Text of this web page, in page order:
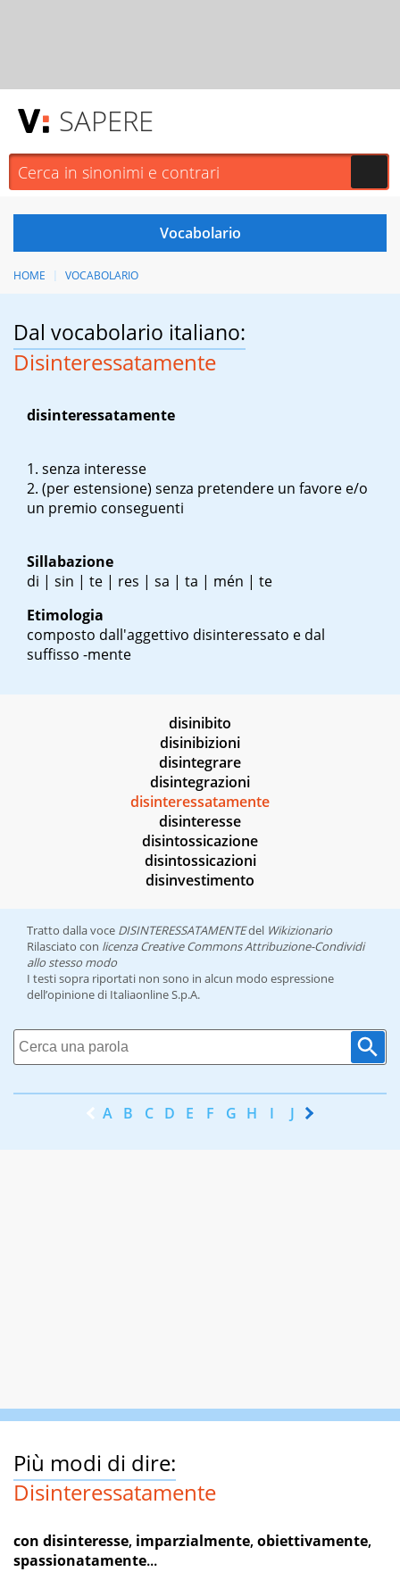
SAPERE
HOME VOCABOLARIO
Dal vocabolario italiano:
Disinteressatamente
disinteressatamente
senza interesse
(per estensione) senza pretendere un favore e/o
un premio conseguenti
Sillabazione
di | sin | te | res | sa | ta | mén | te
Etimologia
composto dall'aggettivo disinteressato e dal
suffisso -mente
disinibito
disinibizioni
disintegrare
disintegrazioni
disinteressatamente
disinteresse
disintossicazione
disintossicazioni
disinvestimento
Tratto dalla voce DISINTERESSATAMENTEdel Wikizionario
Rilasciato con licenza Creative Commons Attribuzione-Condividi
allo stesso modo
I testi sopra riportati non sono in alcun modo espressione
dell’opinione di Italiaonline S.p.A.
A B C D E F G H I J K
Più modi di dire:
Disinteressatamente
con disinteresse, imparzialmente,obiettivamente,
spassionatamente...